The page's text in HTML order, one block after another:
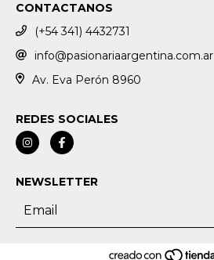
CONTACTANOS
(+54 341) 4432731
info@pasionariaargentina.com.ar
Av. Eva Perón 8960
REDES SOCIALES
NEWSLETTER